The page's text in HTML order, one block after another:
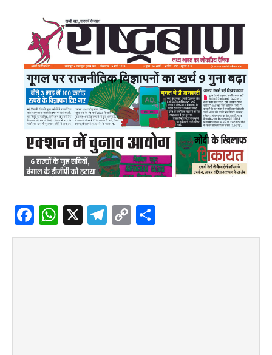
Facebook
WhatsApp
X Telegram
Copy
Link